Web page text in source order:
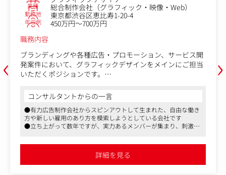
‹
業種 総合制作会社（グラフィック・映像・Web）
勤務地 東京都渋谷区恵比寿1-20-4
年収例
450万円～700万円
職務内容
ブランディングや各種広告・プロモーション、サービス開
発案件において、グラフィックデザインをメインにご担当
いただくポジションです。
ロゴ、CDジャケットなど、オフライン領域で幅広いアウト
プットを手掛けていただく可能性があります。
ファブリカが大切にしているのは「クライアントが求めて
いることに対してベストを尽くす」こと。
ンと真剣に向き合い、常にクオリティの高いクリエイティ
ブを提供することを心がけています。
コンサルタントからの一言
●有力広告制作会社からスピンアウトして生まれた、自由な働き
方や新しい雇用のあり方を模索しようとしている会社です
●立ち上がって数年ですが、実力あるメンバーが集まり、刺激の
ん、グラフィック領域で幅広く面白いシゴトを手掛けたいクリエ
イターさんには特にチェックしていただきたい求人です
詳細を見る
›